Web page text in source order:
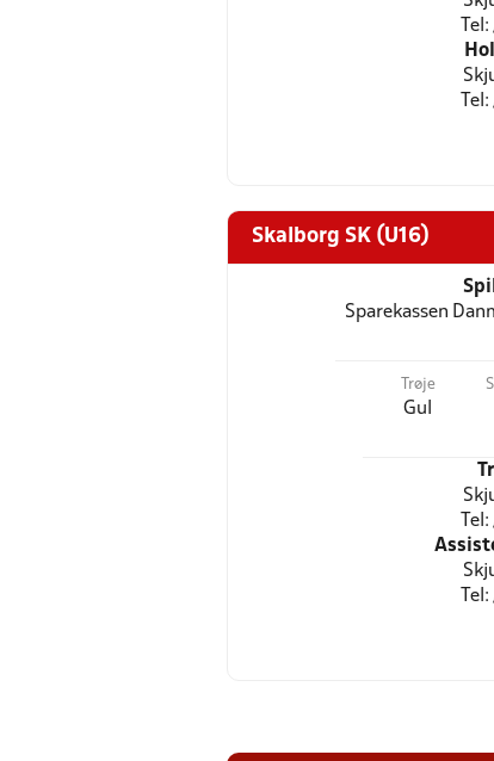
Skalborg SK (U16)
Sparekassen
Trøje
Gul